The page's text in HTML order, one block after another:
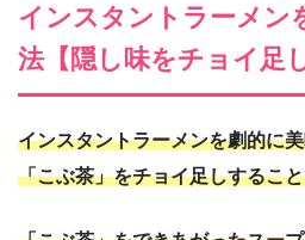
インスタントラーメン
法【隠し味をチョイ足し
インスタントラーメンを劇的に
「こぶ茶」をチョイ足しするこ